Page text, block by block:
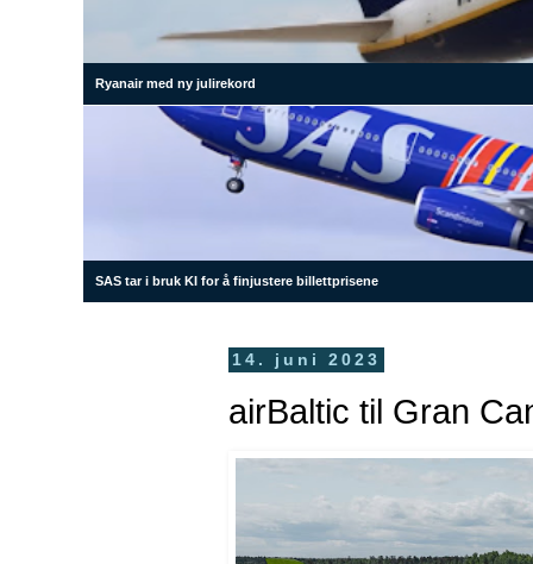
Ryanair med ny julirekord
SAS tar i bruk KI for å finjustere billettprisene
14. juni 2023
airBaltic til Gran